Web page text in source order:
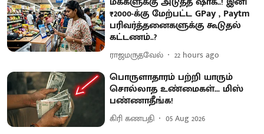
₹2000-க்கு மேற்பட்ட GPay , Paytm
பரிவர்த்தனைகளுக்கு கூடுதல்
கட்டணம்..?
ராஜமருதவேல் 22 hours ago
பொருளாதாரம் பற்றி யாரும்
சொல்லாத உண்மைகள்... மிஸ்
பண்ணாதீங்க!
கிரி கணபதி 05 Aug 2026